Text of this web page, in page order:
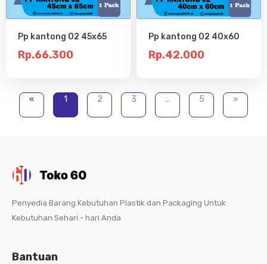
Pp kantong 02 45x65
Rp.66.300
Pp kantong 02 40x60
Rp.42.000
« 1 2 3 ... 5 »
Penyedia Barang Kebutuhan Plastik dan Packaging Untuk
Kebutuhan Sehari - hari Anda
Bantuan